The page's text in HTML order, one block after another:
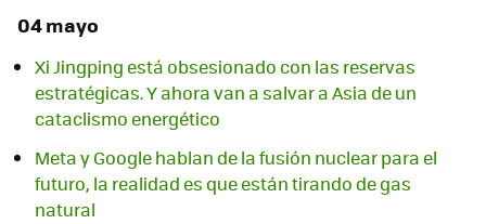
04 mayo
Xi Jingping está obsesionado con las reservas
estratégicas. Y ahora van a salvar a Asia de un
cataclismo energético
Meta y Google hablan de la fusión nuclear para el
futuro, la realidad es que están tirando de gas
natural